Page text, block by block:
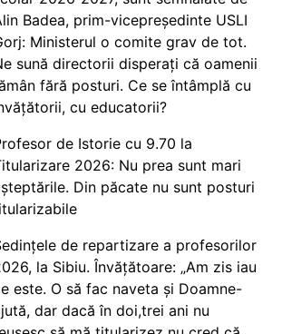
Badea, prim-vicepreședinte USLI
Ministerul o comite grav de tot.
sună directorii disperați că oamenii
fără posturi. Ce se întâmplă cu
cu educatorii?
de Istorie cu 9.70 la
2026: Nu prea sunt mari
Din păcate nu sunt posturi
de repartizare a profesorilor
la Sibiu. Învățătoare: „Am zis iau
este. O să fac naveta și Doamne-
dar dacă în doi,trei ani nu